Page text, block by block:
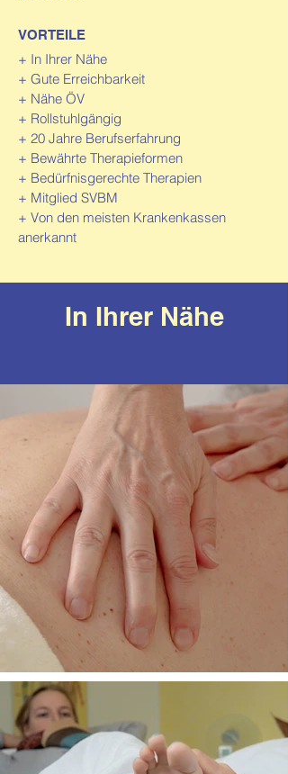
VORTEILE
+ In Ihrer Nähe
+ Gute Erreichbarkeit
+ Nähe ÖV
+ Rollstuhlgängig
+ 20 Jahre Berufserfahrung
+ Bewährte Therapieformen
+ Bedürfnisgerechte Therapien
+ Mitglied SVBM
+ Von den meisten Krankenkassen
anerkannt
In Ihrer Nähe